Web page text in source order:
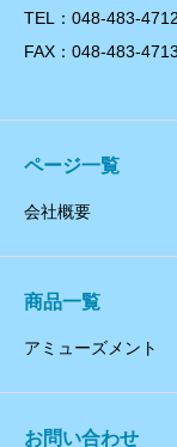
TEL：048-483-4712
FAX：048-483-4713
ページ一覧
会社概要
商品一覧
アミューズメント
お問い合わせ